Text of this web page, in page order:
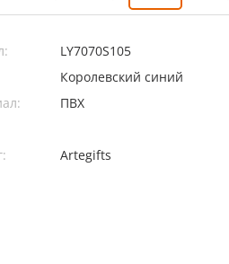
LY7070S105
Королевский синий
ПВХ
Artegifts